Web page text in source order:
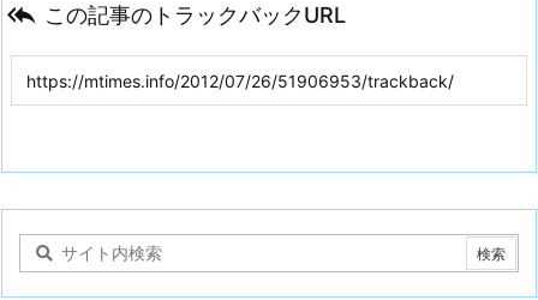
 この記事のトラックバックURL